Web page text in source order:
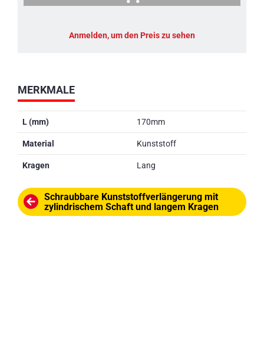
MERKMALE
L (mm) 170mm
Material Kunststoff
Kragen Lang
Schraubbare Kunststoffverlängerung mit
zylindrischem Schaft und langem Kragen
Anmelden, um den Preis zu sehen